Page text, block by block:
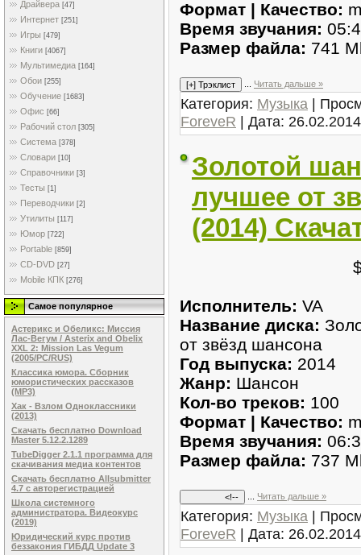
Драйвера [47]
Интернет [251]
Игры [479]
Книги [4067]
Мультимедиа [164]
Обои [255]
Обучение [1683]
Офис [66]
Рабочий стол [305]
Система [378]
Словари [10]
Справочники [3]
Тесты [1]
Переводчики [2]
Утилиты [117]
Юмор [722]
Portable [859]
CD-DVD [27]
Mobile КПК [276]
Самое популярное
Астерикс и Обеликс: Миссия
Лас-Вегум / Asterix and Obelix
XXL 2: Mission Las Vegum
(2005/PC/RUS)
Классика юмора. Сборник
юмористических рассказов
(MP3)
Хак - Взлом Одноклассники
(2013)
Скачать бесплатно Download
Master 5.12.2.1289
TubeDigger 2.1.1 программа для
скачивания медиа контентов
Скачать бесплатно Allsubmitter
4.7 с авторегистрацией
Школа системного
администратора. Видеокурс
(2019)
Юридический курс против
беззакония ГИБДД Update 3
Формат | Качество:
Время звучания:
Размер файла: 741
Читать дальше »
Категория: Музыка |
ForeveR | Дата: 26.02.2014
Золотой
лучшее от
(2014)
Исполнитель: VA
Название диска:
от звёзд шансона
Год выпуска: 2014
Жанр: Шансон
Кол-во треков: 100
Формат | Качество:
Время звучания:
Размер файла: 737
Читать дальше »
Категория: Музыка |
ForeveR | Дата: 26.02.2014